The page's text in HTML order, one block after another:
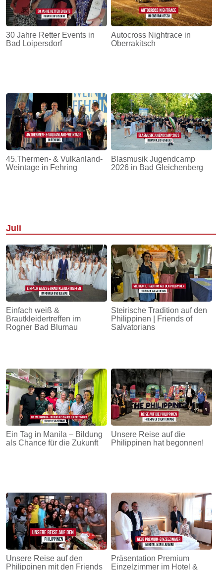
30 Jahre Retter Events in
Bad Loipersdorf
Autocross Nightrace in
Oberrakitsch
45.Thermen- & Vulkanland-
Weintage in Fehring
Blasmusik Jugendcamp
2026 in Bad Gleichenberg
Juli
Einfach weiß &
Brautkleidertreffen im
Rogner Bad Blumau
Steirische Tradition auf den
Philippinen | Friends of
Salvatorians
Ein Tag in Manila – Bildung
als Chance für die Zukunft
Unsere Reise auf die
Philippinen hat begonnen!
Unsere Reise auf den
Philippinen mit den Friends
Präsentation Premium
Einzelzimmer im Hotel &